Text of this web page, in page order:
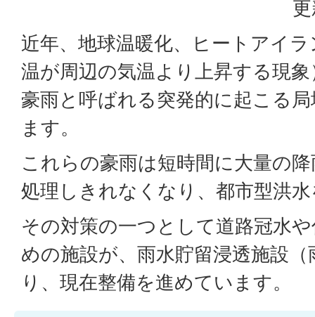
近年、地球温暖化、ヒートアイ
温が周辺の気温より上昇する現
豪雨と呼ばれる突発的に起こる
ます。
これらの豪雨は短時間に大量の
処理しきれなくなり、都市型洪
その対策の一つとして道路冠水
めの施設が、雨水貯留浸透施設
り、現在整備を進めています。